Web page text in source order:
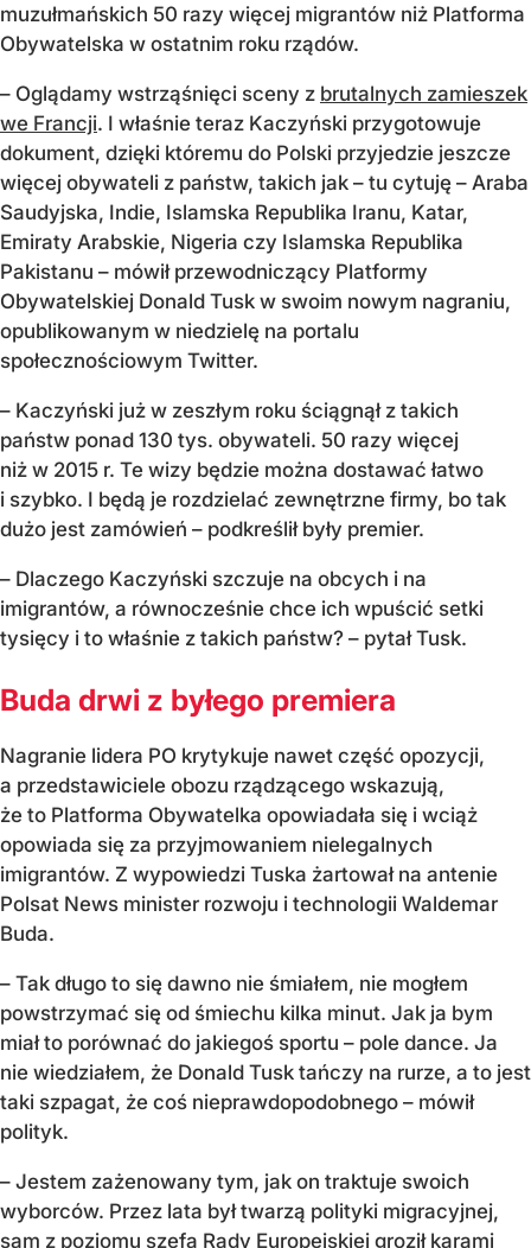
muzułmańskich 50 razy więcej migrantów niż Platforma
Obywatelska w ostatnim roku rządów.
– Oglądamy wstrząśnięci sceny z brutalnych zamieszek
we Francji. I właśnie teraz Kaczyński przygotowuje
dokument, dzięki któremu do Polski przyjedzie jeszcze
więcej obywateli z państw, takich jak – tu cytuję – Araba
Saudyjska, Indie, Islamska Republika Iranu, Katar,
Emiraty Arabskie, Nigeria czy Islamska Republika
Pakistanu – mówił przewodniczący Platformy
Obywatelskiej Donald Tusk w swoim nowym nagraniu,
opublikowanym w niedzielę na portalu
społecznościowym Twitter.
– Kaczyński już w zeszłym roku ściągnął z takich
państw ponad 130 tys. obywateli. 50 razy więcej
niż w 2015 r. Te wizy będzie można dostawać łatwo
i szybko. I będą je rozdzielać zewnętrzne firmy, bo tak
dużo jest zamówień – podkreślił były premier.
– Dlaczego Kaczyński szczuje na obcych i na
imigrantów, a równocześnie chce ich wpuścić setki
tysięcy i to właśnie z takich państw? – pytał Tusk.
Buda drwi z byłego premiera
Nagranie lidera PO krytykuje nawet część opozycji,
a przedstawiciele obozu rządzącego wskazują,
że to Platforma Obywatelka opowiadała się i wciąż
opowiada się za przyjmowaniem nielegalnych
imigrantów. Z wypowiedzi Tuska żartował na antenie
Polsat News minister rozwoju i technologii Waldemar
Buda.
– Tak długo to się dawno nie śmiałem, nie mogłem
powstrzymać się od śmiechu kilka minut. Jak ja bym
miał to porównać do jakiegoś sportu – pole dance. Ja
nie wiedziałem, że Donald Tusk tańczy na rurze, a to jest
taki szpagat, że coś nieprawdopodobnego – mówił
polityk.
– Jestem zażenowany tym, jak on traktuje swoich
wyborców. Przez lata był twarzą polityki migracyjnej,
sam z poziomu szefa Rady Europejskiej groził karami